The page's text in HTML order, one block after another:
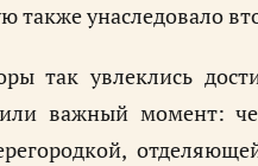
также унаследовало
так увлеклись
важный момент: